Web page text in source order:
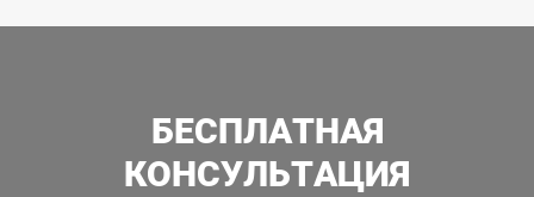
БЕСПЛАТНАЯ
КОНСУЛЬТАЦИЯ